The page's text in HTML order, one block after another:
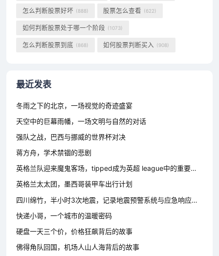
怎么判断股票好坏 (888) 股票怎么查看 (622)
如何判断股票处于哪一个阶段 (1073)
怎么判断股票到底 (868) 如何股票判断买入 (908)
最近发表
冬雨之下的北京，一场视觉的奇迹盛宴
天空中的巨幕雨幡，一场文明与自然的对话
强队之战，巴西与挪威的世界杯对决
蒋方舟，学术禁锢的悲剧
英格兰队迎来魔鬼客场，tipped成为英超 league中的重要角色
英格兰太太团，墨西哥装甲车出行计划
四川绵竹，半小时3次地震，记录地震预警系统与应急响应的较量
快递小哥，一个城市的温暖密码
硬盘一天三个价，价格狂飙背后的故事
佛得角队回国，机场人山人海背后的故事